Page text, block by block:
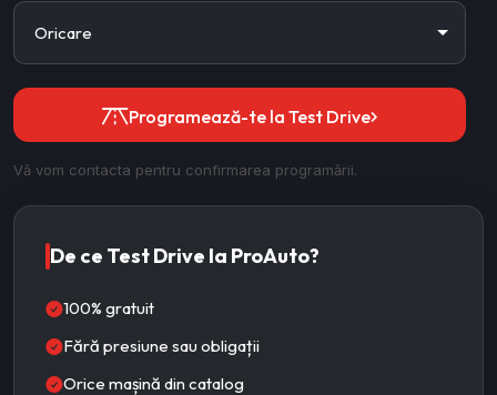
Programează-te la Test Drive
Vă vom contacta pentru confirmarea programării.
De ce Test Drive la ProAuto?
100% gratuit
Fără presiune sau obligații
Orice mașină din catalog